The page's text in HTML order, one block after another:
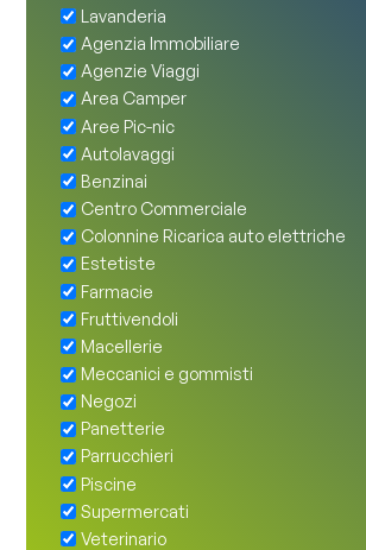
Lavanderia
Agenzia Immobiliare
Agenzie Viaggi
Area Camper
Aree Pic-nic
Autolavaggi
Benzinai
Centro Commerciale
Colonnine Ricarica auto elettriche
Estetiste
Farmacie
Fruttivendoli
Macellerie
Meccanici e gommisti
Negozi
Panetterie
Parrucchieri
Piscine
Supermercati
Veterinario